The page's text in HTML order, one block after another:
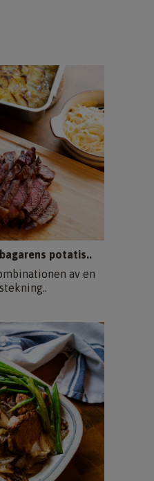
potatis..
av en